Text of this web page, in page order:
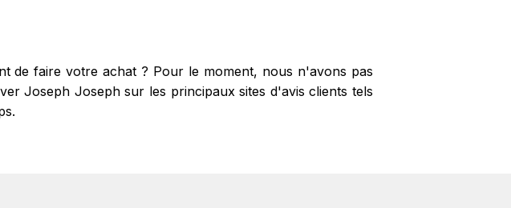
de faire votre achat ? Pour le moment, nous n'avons pas
Joseph Joseph sur les principaux sites d'avis clients tels